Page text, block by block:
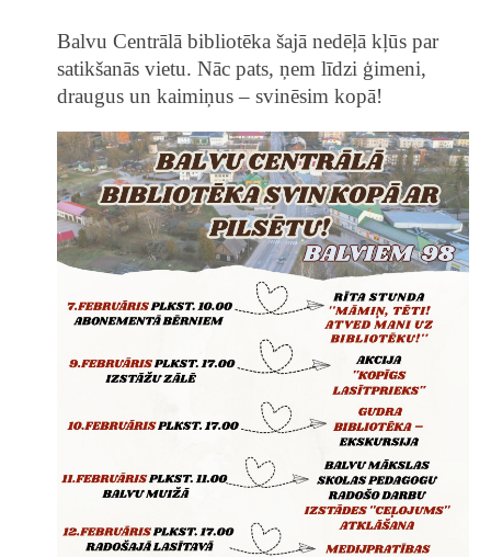
Balvu Centrālā bibliotēka šajā nedēļā kļūs par
satikšanās vietu. Nāc pats, ņem līdzi ģimeni,
draugus un kaimiņus – svinēsim kopā!